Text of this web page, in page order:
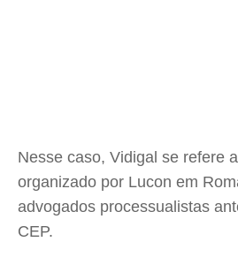
Nesse caso, Vidigal se refere
organizado por Lucon em
advogados processualistas
CEP.